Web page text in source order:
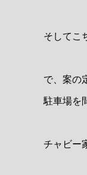
そしてこ
で、案の
駐車場を
チャビー